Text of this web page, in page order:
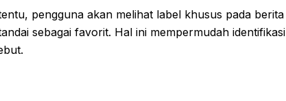
pengguna akan melihat label khusus pada berita
sebagai favorit. Hal ini mempermudah identifikasi